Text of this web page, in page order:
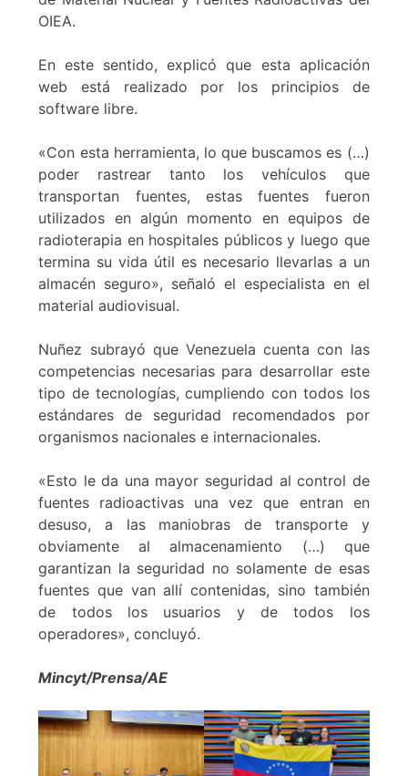
OIEA.
En este sentido, explicó que esta aplicación
web está realizado por los principios de
software libre.
«Con esta herramienta, lo que buscamos es (…)
poder rastrear tanto los vehículos que
transportan fuentes, estas fuentes fueron
utilizados en algún momento en equipos de
radioterapia en hospitales públicos y luego que
termina su vida útil es necesario llevarlas a un
almacén seguro», señaló el especialista en el
material audiovisual.
Nuñez subrayó que Venezuela cuenta con las
competencias necesarias para desarrollar este
tipo de tecnologías, cumpliendo con todos los
estándares de seguridad recomendados por
organismos nacionales e internacionales.
«Esto le da una mayor seguridad al control de
fuentes radioactivas una vez que entran en
desuso, a las maniobras de transporte y
obviamente al almacenamiento (…) que
garantizan la seguridad no solamente de esas
fuentes que van allí contenidas, sino también
de todos los usuarios y de todos los
operadores», concluyó.
Mincyt/Prensa/AE